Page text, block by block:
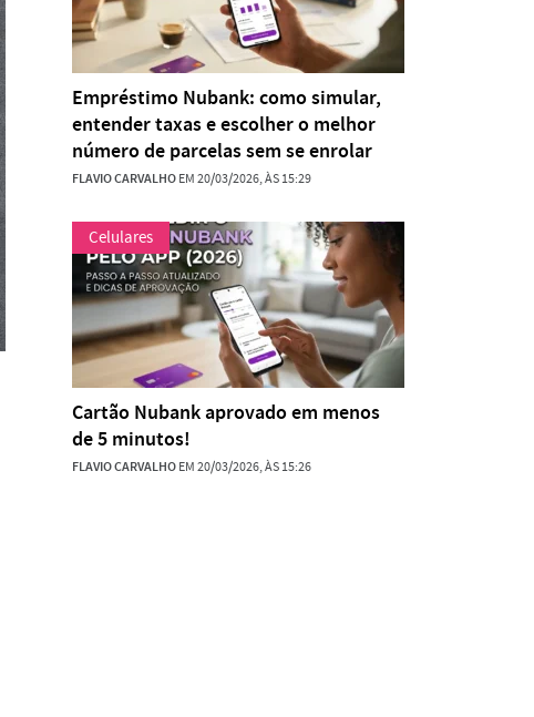
Empréstimo Nubank: como simular,
entender taxas e escolher o melhor
número de parcelas sem se enrolar
FLAVIO CARVALHOEM 20/03/2026, ÀS 15:29
Celulares
Cartão Nubank aprovado em menos
de 5 minutos!
FLAVIO CARVALHOEM 20/03/2026, ÀS 15:26